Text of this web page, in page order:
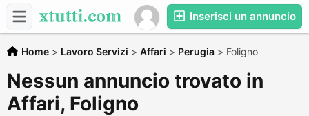
Inserisci un annuncio
Home > Lavoro Servizi > Affari > Perugia > Foligno
Nessun annuncio trovato in
Affari, Foligno